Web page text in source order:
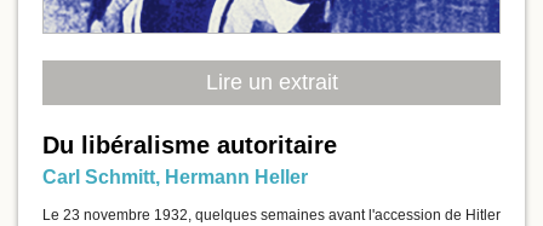
Lire un extrait
Du libéralisme autoritaire
Carl Schmitt, Hermann Heller
Le 23 novembre 1932, quelques semaines avant l'accession de Hitler